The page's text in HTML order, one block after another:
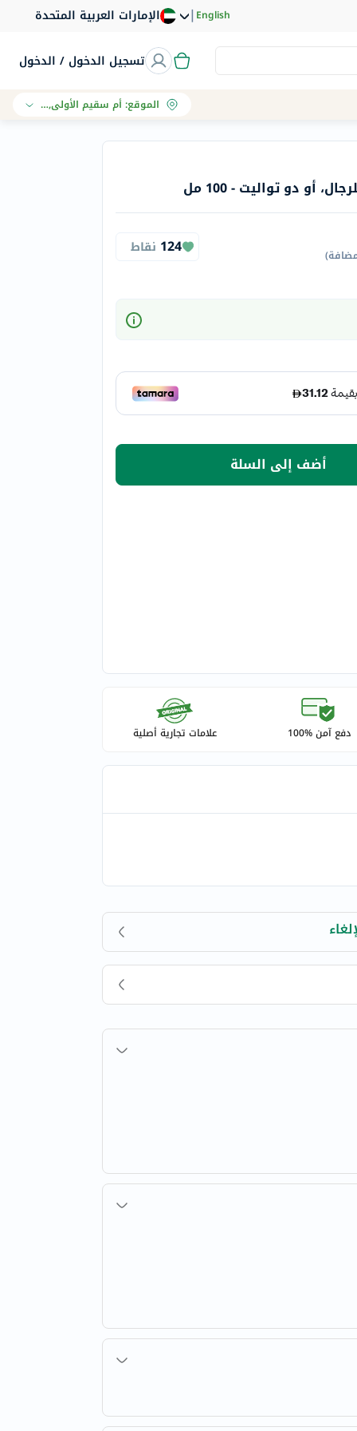
الإمارات العربية المتحدة |English
تسجيل الدخول / الدخول
الموقع:أم سقيم الأولى, دبي
أو دو تواليت - 100 مل
)
124 نقاط
أضف إلى السلة
دفع آمن %100 علامات تجارية أصلية